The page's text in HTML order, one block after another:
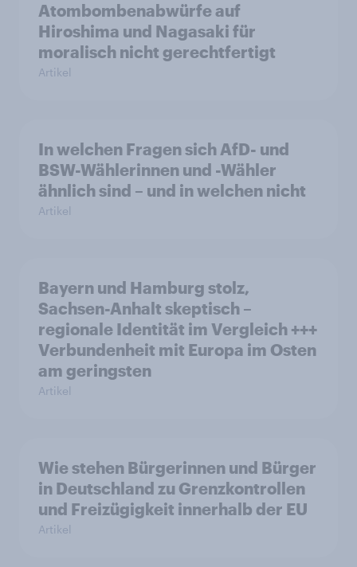
Atombombenabwürfe auf
Hiroshima und Nagasaki für
moralisch nicht gerechtfertigt
Artikel
In welchen Fragen sich AfD- und
BSW-Wählerinnen und -Wähler
ähnlich sind – und in welchen nicht
Artikel
Bayern und Hamburg stolz,
Sachsen-Anhalt skeptisch –
regionale Identität im Vergleich +++
Verbundenheit mit Europa im Osten
am geringsten
Artikel
Wie stehen Bürgerinnen und Bürger
in Deutschland zu Grenzkontrollen
und Freizügigkeit innerhalb der EU
Artikel